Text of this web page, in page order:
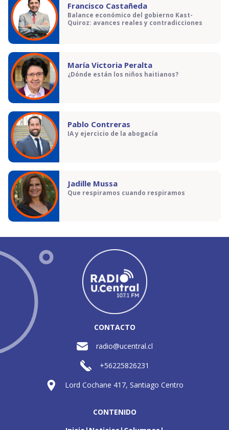
Francisco Castañeda
Balance económico del gobierno Kast-
Quiroz: avances reales y contradicciones
María Victoria Peralta
¿Dónde están los niños haitianos?
Pablo Contreras
IA y ejercicio de la abogacía
Jadille Mussa
Que respiramos cuando respiramos
CONTACTO
radio@ucentral.cl
+56225826231
Lord Cochane 417, Santiago Centro
CONTENIDO